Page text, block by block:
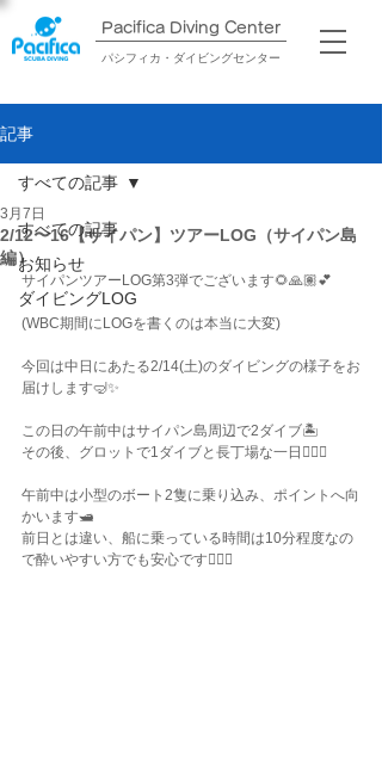
Pacifica Diving Center​
パシフィカ・ダイビングセンター
記事
すべての記事
お知らせ
ダイビングLOG
すべての記事
2/12〜16【サイパン】ツアーLOG（サイパン島
編）
3月7日
サイパンツアーLOG第3弾でございます🌻🙏🏽💕
(WBC期間にLOGを書くのは本当に大変)
今回は中日にあたる2/14(土)のダイビングの様子をお
届けします🤿✨
この日の午前中はサイパン島周辺で2ダイブ🏝️
その後、グロットで1ダイブと長丁場な一日🏃🏾‍♂️
午前中は小型のボート2隻に乗り込み、ポイントへ向
かいます🛥️
前日とは違い、船に乗っている時間は10分程度なの
で酔いやすい方でも安心です🙋🏽‍♀️